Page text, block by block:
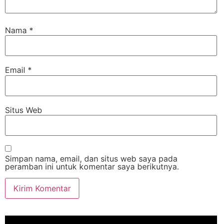
Nama *
Email *
Situs Web
Simpan nama, email, dan situs web saya pada
peramban ini untuk komentar saya berikutnya.